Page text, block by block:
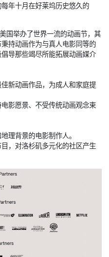
年十月在好莱坞历史悠久的
国举办了世界一流的动画节，其
持动画作为与真人电影同等的
导那些竭尽所能拓展动画媒介
新动画作品，为成人和家庭提
影愿景、不受传统动画观念束
理背景的电影制作人。
，对洛杉矶多元化的社区产生